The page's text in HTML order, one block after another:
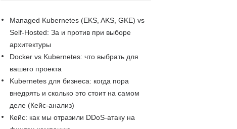
Managed Kubernetes (EKS, AKS, GKE) vs
Self-Hosted: За и против при выборе
архитектуры
Docker vs Kubernetes: что выбрать для
вашего проекта
Kubernetes для бизнеса: когда пора
внедрять и сколько это стоит на самом
деле (Кейс-анализ)
Кейс: как мы отразили DDoS-атаку на